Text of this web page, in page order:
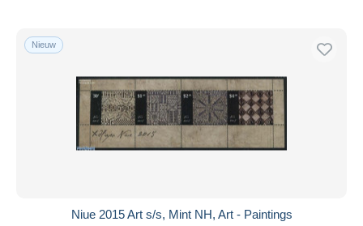
Nieuw
Niue 2015 Art s/s, Mint NH, Art - Paintings